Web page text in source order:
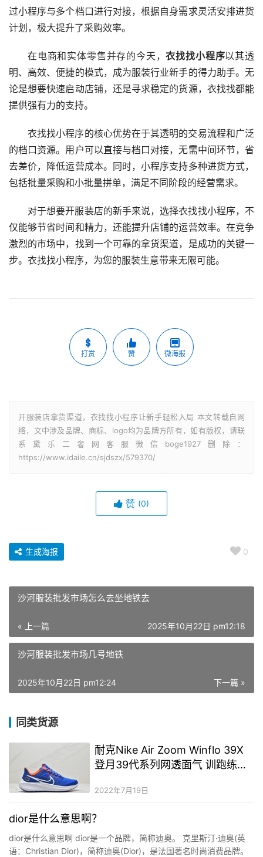
过小程序与多个档口进行对接，根据自身需求灵活安排进货
计划，极大提升了采购效率。
在电商和实体零售并存的今天，衣找找小程序以其透
明、高效、便捷的模式，成为服装行业新手的得力助手。无
论是想要快速启动店铺，还是寻求稳定的货源，衣找找都能
提供强有力的支持。
衣找找小程序的核心优势在于其透明的交易流程和广泛
的档口资源。用户可以直接与档口对接，无需中间环节，省
去差价，降低运营成本。同时，小程序支持多种进货方式，
包括批量采购和小批量拼单，满足不同阶段的经营需求。
对于想要开服装店的新手来说，选择衣找找小程序，不
仅能够节省时间和精力，还能提升店铺的运营效率。在竞争
激烈的市场中，找到一个可靠的拿货渠道，是成功的关键一
步。衣找找小程序，为您的服装生意带来无限可能。
打赏 赞 微海报
开服装店拿货渠道，衣找找小程序让新手轻松入局 本文转载自网
络，文中涉及品牌、商标、logo均为品牌方所有，如有版权，请联
系黛乐二奢网客服微信boge1927删除：
https://www.idaile.cn/sjdszx/579370/
赞 (0)
0
生成海报
沙河服装批发市场怎么去坐地铁去
« 上一篇 2025年10月22日 pm12:18
沙河服装批发市场几号地铁
下一篇 »
2025年10月22日 pm12:24
同类货源
耐克Nike Air Zoom Winflo 39X
登月39代系列网透面气 训跑练步
2022年7月19日
dior是什么意思啊？
dior是什么意思啊 dior是一个品牌，简称迪奥。 克里斯汀·迪奥(英
语：Christian Dior)，简称迪奥(Dior)，是法国著名时尚消费品牌。